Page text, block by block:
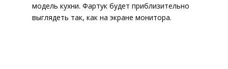
модель кухни. Фартук будет приблизительно
выглядеть так, как на экране монитора.